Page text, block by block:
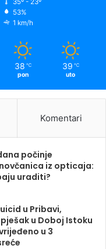
53%
1 km/h
38 ℃
pon
39 ℃
uto
Komentari
počinje
iz opticaja:
uraditi?
u Pribavi,
u Doboj Istoku
u 3